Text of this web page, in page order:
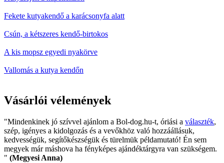
Fekete kutyakendő a karácsonyfa alatt
Csún, a kétszeres kendő-birtokos
A kis mopsz egyedi nyakörve
Vallomás a kutya kendőn
Vásárlói vélemények
"Mindenkinek jó szívvel ajánlom a Bol-dog.hu-t, óriási a választék,
szép, igényes a kidolgozás és a vevőkhöz való hozzáállásuk,
kedvességük, segítőkészségük és türelmük példamutató! Én sem
megyek már máshova ha fényképes ajándéktárgyra van szükségem.
" (Megyesi Anna)